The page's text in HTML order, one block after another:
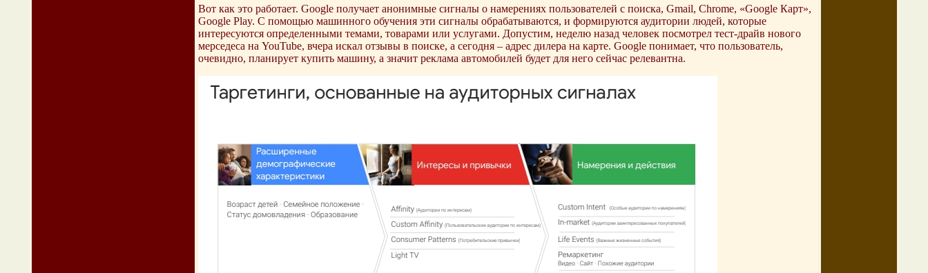
Вот как это работает. Google получает анонимные сигналы о намерениях пользователей с поиска, Gmail, Chrome, «Google Карт»,
Google Play. С помощью машинного обучения эти сигналы обрабатываются, и формируются аудитории людей, которые
интересуются определенными темами, товарами или услугами. Допустим, неделю назад человек посмотрел тест-драйв нового
мерседеса на YouTube, вчера искал отзывы в поиске, а сегодня – адрес дилера на карте. Google понимает, что пользователь,
очевидно, планирует купить машину, а значит реклама автомобилей будет для него сейчас релевантна.